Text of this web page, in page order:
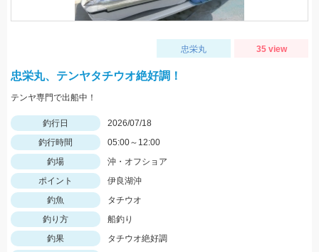
忠栄丸 35 view
忠栄丸、テンヤタチウオ絶好調！
テンヤ専門で出船中！
釣行日
2026/07/18
釣行時間
05:00～12:00
釣場
沖・オフショア
ポイント
伊良湖沖
釣魚
タチウオ
釣り方
船釣り
釣果
タチウオ絶好調